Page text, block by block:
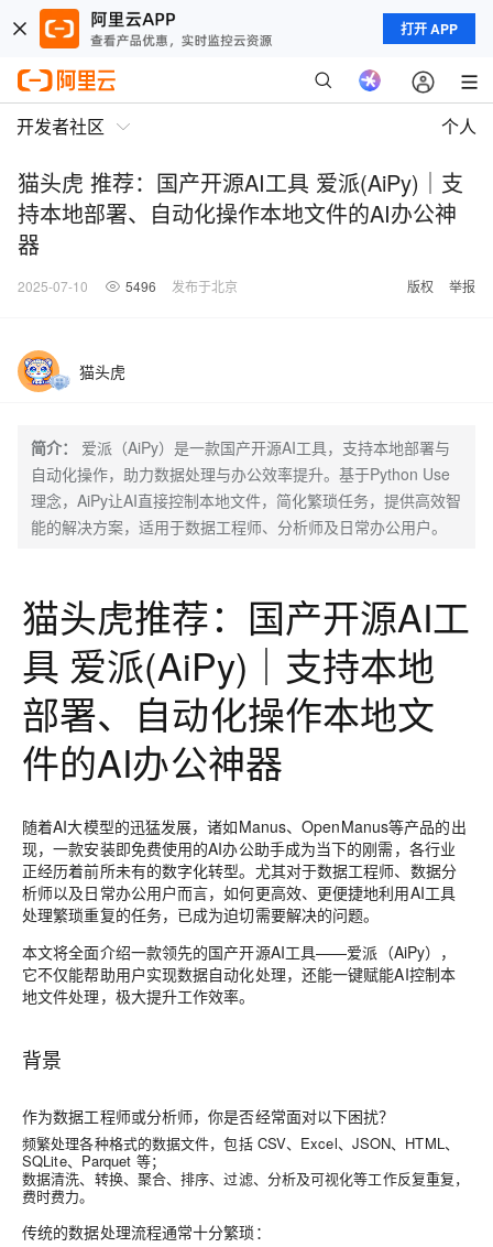
打开 APP
开发者社区 个人
猫头虎 推荐：国产开源AI工具 爱派(AiPy)｜支
持本地部署、自动化操作本地文件的AI办公神
器
2025-07-10 5496 发布于北京 版权 举报
猫头虎
简介：
爱派（AiPy）是一款国产开源AI工具，支持本地部署与
自动化操作，助力数据处理与办公效率提升。基于Python Use
理念，AiPy让AI直接控制本地文件，简化繁琐任务，提供高效智
能的解决方案，适用于数据工程师、分析师及日常办公用户。
猫头虎推荐：国产开源AI工
具 爱派(AiPy)｜支持本地
部署、自动化操作本地文
件的AI办公神器
随着AI大模型的迅猛发展，诸如Manus、OpenManus等产品的出
现，一款安装即免费使用的AI办公助手成为当下的刚需，各行业
正经历着前所未有的数字化转型。尤其对于数据工程师、数据分
析师以及日常办公用户而言，如何更高效、更便捷地利用AI工具
处理繁琐重复的任务，已成为迫切需要解决的问题。
本文将全面介绍一款领先的国产开源AI工具——爱派（AiPy） ，
它不仅能帮助用户实现数据自动化处理，还能一键赋能AI控制本
地文件处理，极大提升工作效率。
背景
作为数据工程师或分析师，你是否经常面对以下困扰？
频繁处理各种格式的数据文件，包括 CSV、Excel、JSON、HTML、
SQLite、Parquet 等；
数据清洗、转换、聚合、排序、过滤、分析及可视化等工作反复重复，
费时费力。
传统的数据处理流程通常十分繁琐：